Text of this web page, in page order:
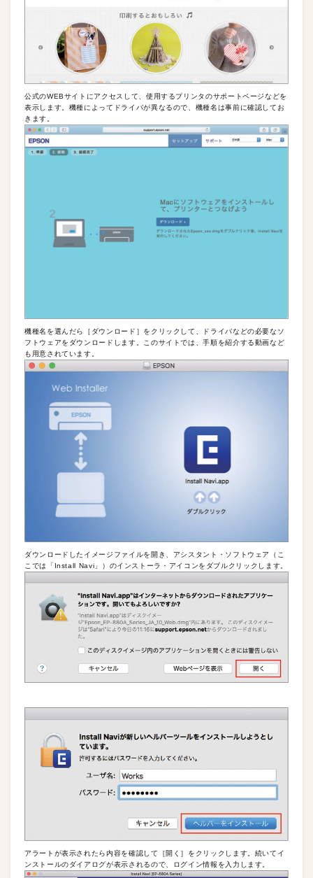
公式のWEBサイトにアクセスして、使用するプリンタのサポートページなどを
表示します。機種によってドライバが異なるので、機種名は事前に確認してお
きます。
機種名を選んだら［ダウンロード］をクリックして、ドライバなどの必要なソ
フトウェアをダウンロードします。このサイトでは、手順を紹介する動画など
も用意されています。
ダウンロードしたイメージファイルを開き、アシスタント・ソフトウェア（こ
こでは「Install Navi」）のインストーラ・アイコンをダブルクリックします。
アラートが表示されたら内容を確認して［開く］をクリックします。続いてイ
ンストールのダイアログが表示されるので、ログイン情報を入力します。